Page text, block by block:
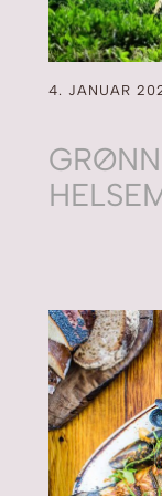
4. JANUAR